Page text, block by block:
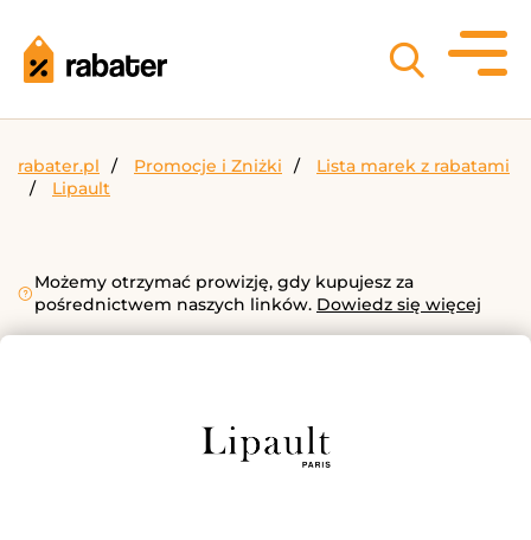
rabater.pl Promocje i Zniżki
Lista marek z rabatami
Lipault
Możemy otrzymać prowizję, gdy kupujesz za
pośrednictwem naszych linków. Dowiedz się więcej